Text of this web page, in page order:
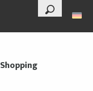
--°
Suche
Shopping